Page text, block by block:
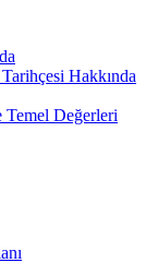
Hakkında
Değerleri